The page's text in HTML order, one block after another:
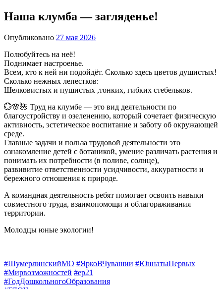
Наша клумба — загляденье!
Опубликовано 27 мая 2026
Полюбуйтесь на неё!
Поднимает настроенье.
Всем, кто к ней ни подойдёт. Сколько здесь цветов душистых!
Сколько нежных лепестков:
Шелковистых и пушистых ,тонких, гибких стебельков.
💮🌸🌺 Труд на клумбе — это вид деятельности по
благоустройству и озеленению, который сочетает физическую
активность, эстетическое воспитание и заботу об окружающей
среде.
Главные задачи и польза трудовой деятельности это
ознакомление детей с ботаникой, умение различать растения и
понимать их потребности (в поливе, солнце),
развивитие ответственности усидчивости, аккуратности и
бережного отношения к природе.
А командная деятельность ребят помогает освоить навыки
совместного труда, взаимопомощи и облагораживания
территории.
Молодцы юные экологии!
#ШумерлинскийМО #ЯркоВЧувашии #ЮннатыПервых
#Мирвозможностей #ер21
#ГодДошкольногоОбразования